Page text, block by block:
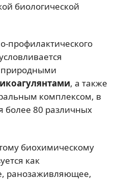
биологической
профилактического
, а также
комплексом, в
более 80 различных
биохимическому
как
ранозаживляющее,